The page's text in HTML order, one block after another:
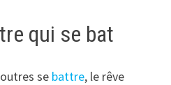
qui se bat
se battre, le rêve